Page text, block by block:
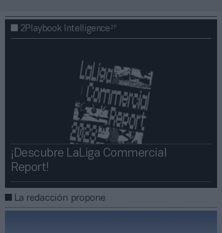
2Playbook Intelligence2P
¡Descubre LaLiga Commercial
Report!​​
La redacción propone